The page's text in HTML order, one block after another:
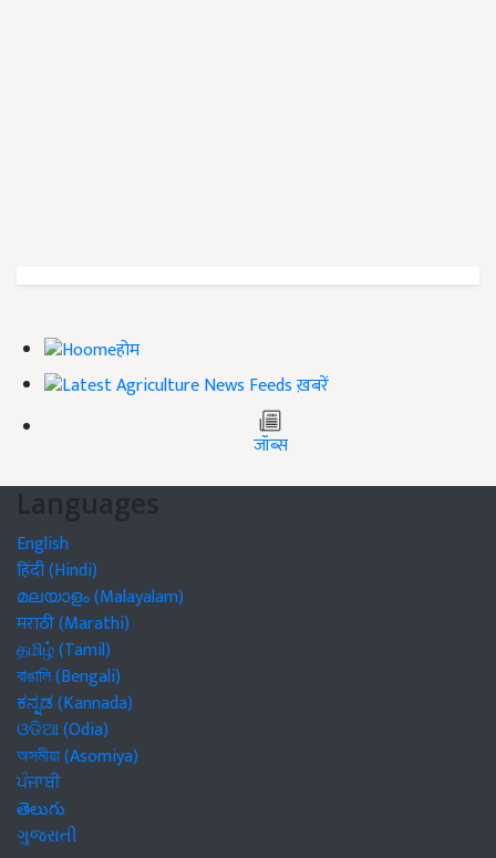
होम
ख़बरें
जॉब्स
Languages
English
हिंदी (Hindi)
മലയാളം (Malayalam)
मराठी (Marathi)
தமிழ் (Tamil)
বাঙালি (Bengali)
ಕನ್ನಡ (Kannada)
ଓଡିଆ (Odia)
অসমীয়া (Asomiya)
ਪੰਜਾਬੀ
తెలుగు
ગુજરાતી